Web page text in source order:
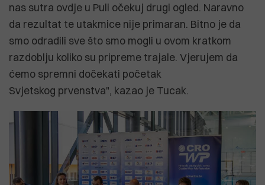
nas sutra ovdje u Puli očekuj drugi ogled. Naravno
da rezultat te utakmice nije primaran. Bitno je da
smo odradili sve što smo mogli u ovom kratkom
razdoblju koliko su pripreme trajale. Vjerujem da
ćemo spremni dočekati početak
Svjetskog prvenstva", kazao je Tucak.